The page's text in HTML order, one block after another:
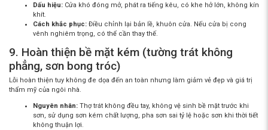
Dấu hiệu: Cửa khó đóng mở, phát ra tiếng kêu, có khe hở lớn, không kín
khít.
Cách khắc phục: Điều chỉnh lại bản lề, khuôn cửa. Nếu cửa bị cong
vênh nghiêm trọng, có thể cần thay thế.
9. Hoàn thiện bề mặt kém (tường trát không
phẳng, sơn bong tróc)
Lỗi hoàn thiện tuy không đe dọa đến an toàn nhưng làm giảm vẻ đẹp và giá trị
thẩm mỹ của ngôi nhà.
Nguyên nhân: Thợ trát không đều tay, không vệ sinh bề mặt trước khi
sơn, sử dụng sơn kém chất lượng, pha sơn sai tỷ lệ hoặc sơn khi thời tiết
không thuận lợi.